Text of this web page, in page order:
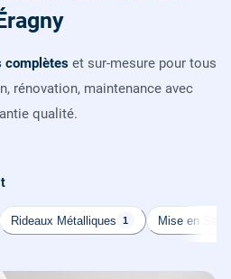
complètes et sur-mesure pour tous
rénovation, maintenance avec
qualité.
Rideaux Métalliques 1 Mise en